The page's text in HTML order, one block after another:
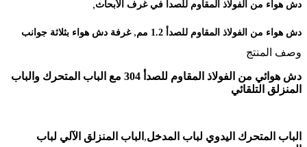
دش هواء من الفولاذ المقاوم للصدأ في غرف الأبحاث
دش هواء من الفولاذ المقاوم للصدأ 1.2 مم ,غرفة دش هواء بثلاثة جوانب
وصف المنتج
دش هوائي من الفولاذ المقاوم للصدأ 304 مع الباب المتحرك والباب
المنزلق التلقائي
الباب المتحرك اليدوي لباب المدخل, الباب المنزلق الآلي لباب